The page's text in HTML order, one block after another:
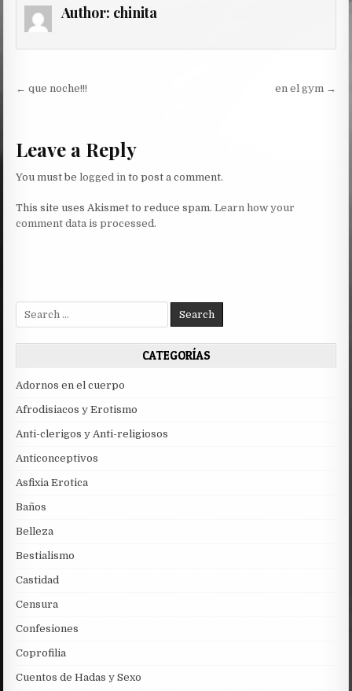
Author: chinita
Post
← que noche!!! en el gym →
Leave a Reply
You must belogged in to post a comment.
This site uses Akismet to reduce spam.Learn how your
comment data is processed.
Search
for:
CATEGORÍAS
Adornos en el cuerpo
Afrodisiacos y Erotismo
Anti-clerigos y Anti-religiosos
Anticonceptivos
Asfixia Erotica
Baños
Belleza
Bestialismo
Castidad
Censura
Confesiones
Coprofilia
Cuentos de Hadas y Sexo